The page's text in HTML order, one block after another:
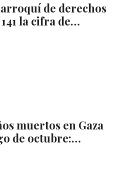
de derechos
la cifra de…
muertos en Gaza
de octubre:…